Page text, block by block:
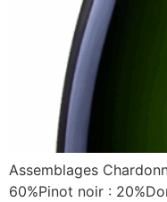
Assemblages
60%Pinot noir :